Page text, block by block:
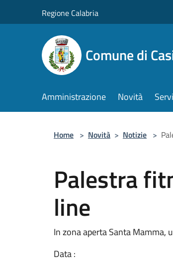
Regione Calabria
Comune di
Amministrazione Novità
Home > Novità > Notizie >
Palestra
line
In zona aperta Santa Mamma,
Data :